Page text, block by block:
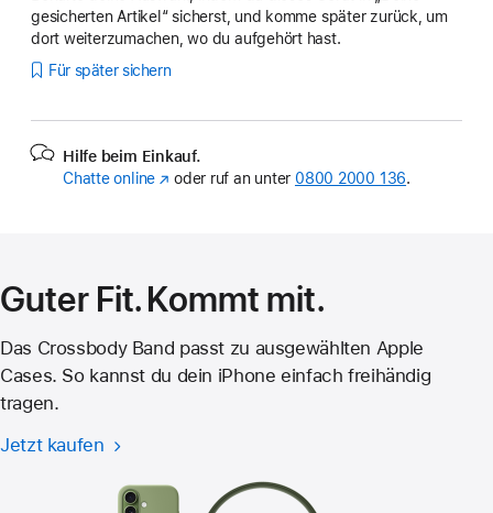
gesicherten Artikel“ sicherst, und komme später zurück, um
dort weiterzumachen, wo du aufgehört hast.
Für später sichern
Hilfe beim Einkauf.
Chatte online (Öffnet
oder ruf an unter 0800 2000 136.
Guter Fit. Kommt mit.
Das Crossbody Band passt zu ausgewählten Apple
Cases. So kannst du dein iPhone einfach freihändig
tragen.
Jetzt kaufen Crossbody
für